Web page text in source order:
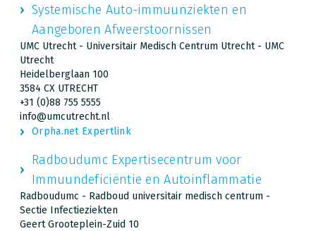
Systemische Auto-immuunziekten en
Aangeboren Afweerstoornissen
UMC Utrecht - Universitair Medisch Centrum Utrecht - UMC
Utrecht
Heidelberglaan 100
3584 CX UTRECHT
+31 (0)88 755 5555
info@umcutrecht.nl
Orpha.net Expertlink
Radboudumc Expertisecentrum voor
Immuundeficiëntie en Autoinflammatie
Radboudumc - Radboud universitair medisch centrum -
Sectie Infectieziekten
Geert Grooteplein-Zuid 10